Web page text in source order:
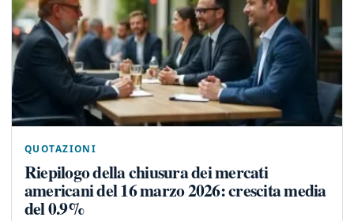
QUOTAZIONI
Riepilogo della chiusura dei mercati
americani del 16 marzo 2026: crescita media
del 0.9%